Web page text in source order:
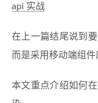
api 实战
在上一篇结尾说到
而是采用移动端组件
本文重点介绍如何